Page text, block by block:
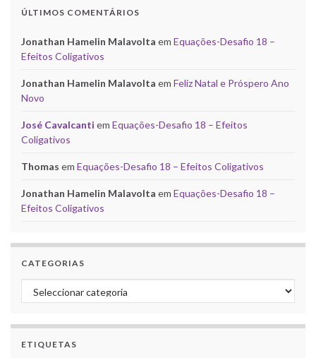
ÚLTIMOS COMENTÁRIOS
Jonathan Hamelin Malavolta em Equações-Desafio 18 –
Efeitos Coligativos
Jonathan Hamelin Malavolta em Feliz Natal e Próspero Ano
Novo
José Cavalcanti em Equações-Desafio 18 – Efeitos
Coligativos
Thomas em Equações-Desafio 18 – Efeitos Coligativos
Jonathan Hamelin Malavolta em Equações-Desafio 18 –
Efeitos Coligativos
CATEGORIAS
Categorias
ETIQUETAS